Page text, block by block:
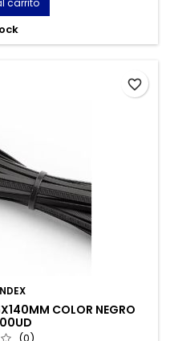
carrito
COLOR NEGRO
favorite_border